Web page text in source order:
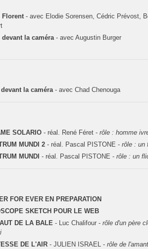
Florent- avec Elodie Sorensen, Cédric Prévost,
devant la caméra- avec Augustin Burger
la caméra- avec Chad Chenouga
SOLARIO - réal. René Féret -rôle : homme
MUNDI 2- réal. Pascal PISTONE -rôle : un
MUNDI - réal. Pascal PISTONE -rôle : un
FOR EVER EN PREPARATION
SKETCH POUR LE WEB
DE LA BALE - Luc Chalifour -rôle d'un père
DE L'AIR - JULIEN ISRAEL -rôle de l'amant